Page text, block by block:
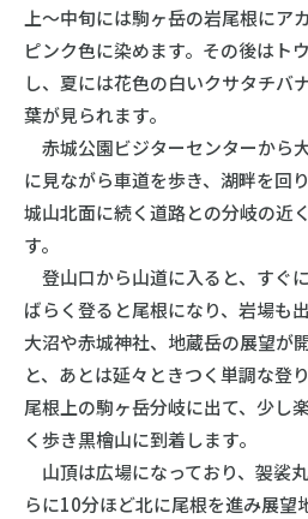
上～中旬には駒ヶ岳の岩尾根にア
ピンク色に染めます。その後はト
し、夏には花色の白いクサタチバ
葉が見られます。
赤城公園ビジターセンターから
に見ながら車道を歩き、湖畔を回
城山北面に続く道路との分岐の近
す。
登山口から山道に入ると、すぐ
ばらく登ると尾根になり、岩場も
大沼や赤城神社、地蔵岳の展望が
と、あとは延々ときつく単調な登
尾根上の駒ヶ岳分岐に出て、少し
く歩き黒檜山に到着します。
山頂は広場になっており、袈裟
らに10分ほど北に尾根を進み展望